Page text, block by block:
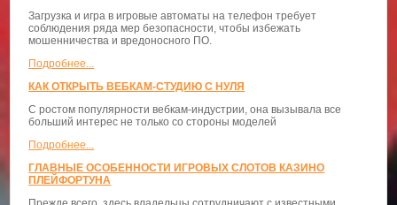
Загрузка и игра в игровые автоматы на телефон требует
соблюдения ряда мер безопасности, чтобы избежать
мошенничества и вредоносного ПО.
Подробнее...
КАК ОТКРЫТЬ ВЕБКАМ-СТУДИЮ С НУЛЯ
С ростом популярности вебкам-индустрии, она вызывала все
больший интерес не только со стороны моделей
Подробнее...
ГЛАВНЫЕ ОСОБЕННОСТИ ИГРОВЫХ СЛОТОВ КАЗИНО
ПЛЕЙФОРТУНА